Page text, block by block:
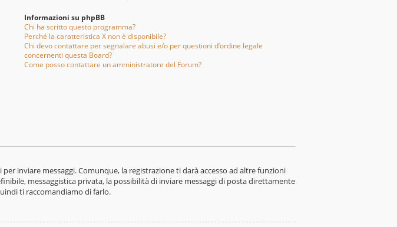
Informazioni su phpBB
Chi ha scritto questo programma?
Perché la caratteristica X non è disponibile?
Chi devo contattare per segnalare abusi e/o per questioni d’ordine legale
concernenti questa Board?
Come posso contattare un amministratore del Forum?
inviare messaggi. Comunque, la registrazione ti darà accesso ad altre funzioni
messaggistica privata, la possibilità di inviare messaggi di posta direttamente
ti raccomandiamo di farlo.